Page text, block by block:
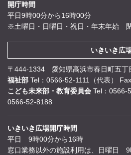
開庁時間
平日9時00分から16時00分
※土曜日・日曜日・祝日・年末年始
いきいき広
〒444-1334 愛知県高浜市春日町五丁
福祉部 Tel：0566-52-1111（代表）
こども未来部・教育委員会 Tel：0566-
0566-52-8188
いきいき広場開庁時間
平日 9時00分から16時
窓口業務以外の施設利用は、日曜日